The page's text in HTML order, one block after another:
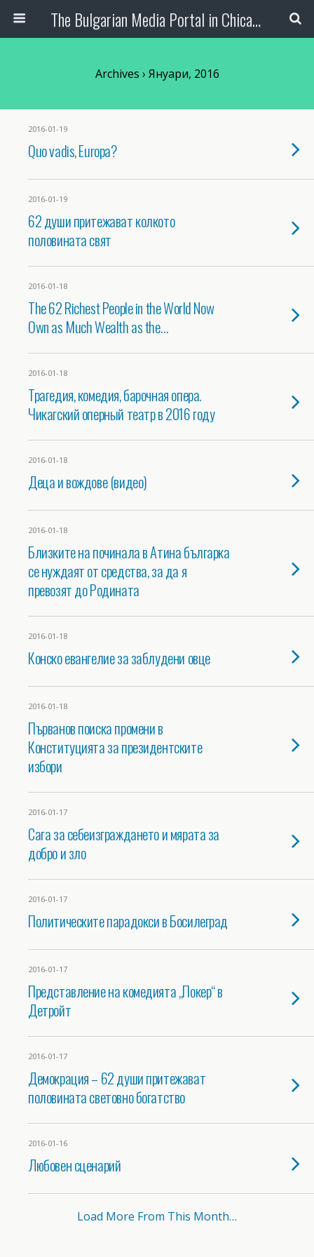
The Bulgarian Media Portal in Chicago
Archives › Януари, 2016
2016-01-19
Quo vadis, Еuropa?
2016-01-19
62 души притежават колкото
половината свят
2016-01-18
The 62 Richest People in the World Now
Own as Much Wealth as the…
2016-01-18
Трагедия, комедия, барочная опера.
Чикагский оперный театр в 2016 году
2016-01-18
Деца и вождове (видео)
2016-01-18
Близките на починала в Атина българка
се нуждаят от средства, за да я
превозят до Родината
2016-01-18
Конско евангелие за заблудени овце
2016-01-18
Първанов поиска промени в
Конституцията за президентските
избори
2016-01-17
Сага за себеизграждането и мярата за
добро и зло
2016-01-17
Политическите парадокси в Босилеград
2016-01-17
Представление на комедията „Покер“ в
Детройт
2016-01-17
Демокрация – 62 души притежават
половината световно богатство
2016-01-16
Любовен сценарий
Load More From This Month…